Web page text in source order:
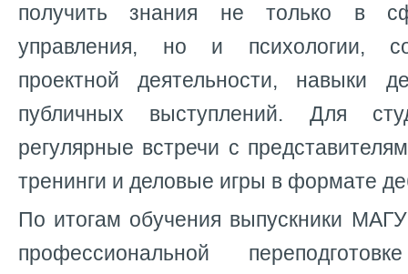
получить знания не только в
управления, но и психологии,
проектной деятельности, навыки
публичных выступлений. Для
регулярные встречи с
тренинги и деловые игры в формате
По итогам обучения выпускники
профессиональной